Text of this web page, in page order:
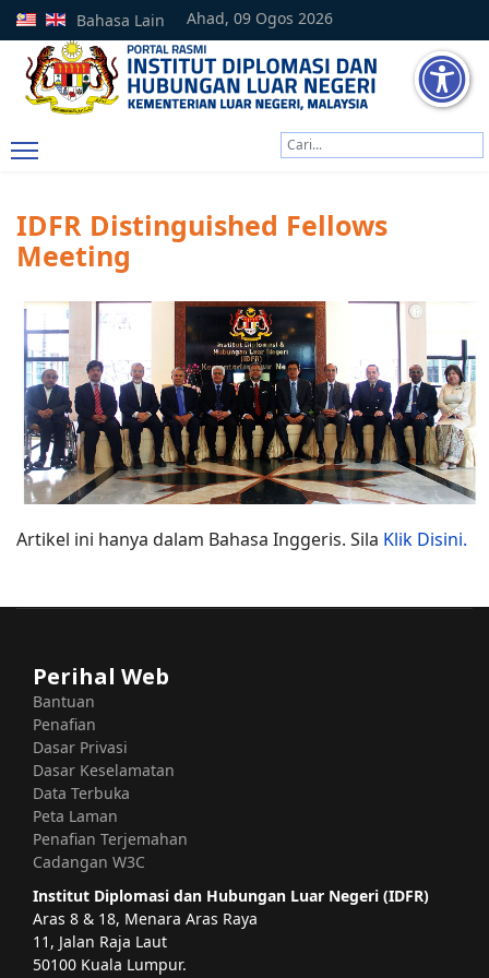
Ahad, 09 Ogos 2026
Bahasa Lain
IDFR Distinguished Fellows
Meeting
Artikel ini hanya dalam Bahasa Inggeris. Sila Klik Disini.
Perihal Web
Bantuan
Penafian
Dasar Privasi
Dasar Keselamatan
Data Terbuka
Peta Laman
Penafian Terjemahan
Cadangan W3C
Institut Diplomasi dan Hubungan Luar Negeri (IDFR)
Aras 8 & 18, Menara Aras Raya
11, Jalan Raja Laut
50100 Kuala Lumpur.